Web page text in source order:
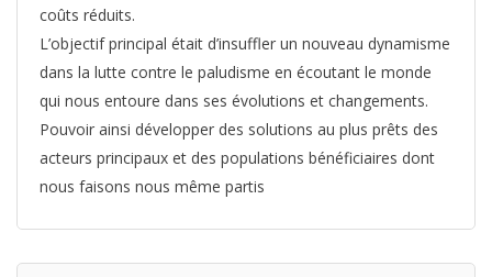
coûts réduits.
L’objectif principal était d’insuffler un nouveau dynamisme
dans la lutte contre le paludisme en écoutant le monde
qui nous entoure dans ses évolutions et changements.
Pouvoir ainsi développer des solutions au plus prêts des
acteurs principaux et des populations bénéficiaires dont
nous faisons nous même partis